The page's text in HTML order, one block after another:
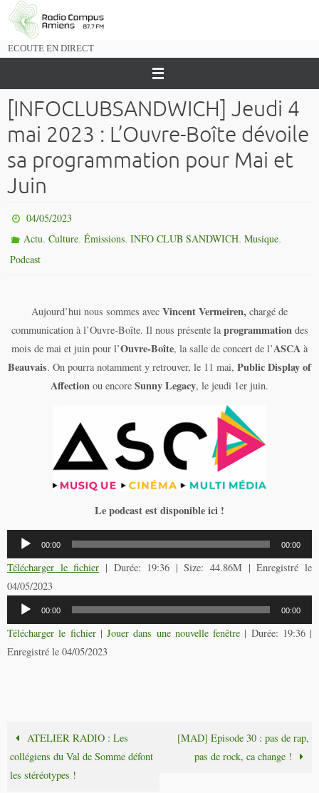
Passer
vers
ECOUTE EN DIRECT
[INFOCLUBSANDWICH] Jeudi 4
mai 2023 : L’Ouvre-Boîte dévoile
sa programmation pour Mai et
Juin
04/05/2023
Actu,Culture,Émissions,INFO CLUB SANDWICH,Musique,
Podcast
Aujourd’hui nous sommes avec Vincent Vermeiren, chargé de
communication à l’Ouvre-Boîte. Il nous présente laprogrammationdes
mois de mai et juin pour l’Ouvre-Boîte, la salle de concert de l’ASCA à
Beauvais. On pourra notamment y retrouver, le 11 mai, Public Display of
Affection ou encore Sunny Legacy, le jeudi 1er juin.
Le podcast est disponible ici !
Lecteur
audio
00:00 00:00
Télécharger le fichier | Durée: 19:36 | Size: 44.86M | Enregistré le
04/05/2023
Lecteur
audio
00:00 00:00
Télécharger le fichier| Jouer dans une nouvelle fenêtre | Durée: 19:36|
Enregistré le 04/05/2023
ATELIER RADIO : Les
collégiens du Val de Somme défont
les stéréotypes !
[MAD] Episode 30 : pas de rap,
pas de rock, ca change !